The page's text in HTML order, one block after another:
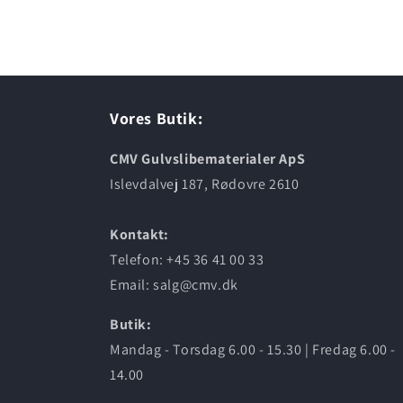
Vores Butik:
CMV Gulvslibematerialer ApS
Islevdalvej 187, Rødovre 2610
Kontakt:
Telefon: +45 36 41 00 33
Email: salg@cmv.dk
Butik:
Mandag - Torsdag 6.00 - 15.30 | Fredag 6.00 -
14.00